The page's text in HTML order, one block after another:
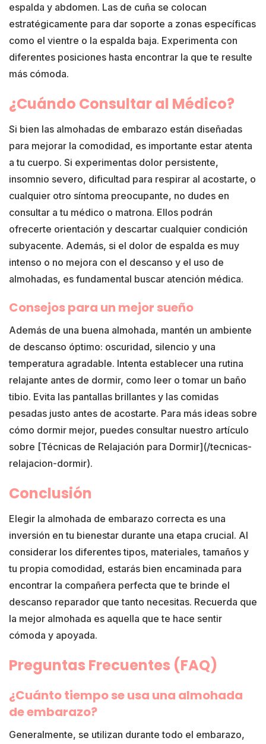
espalda y abdomen. Las de cuña se colocan
estratégicamente para dar soporte a zonas específicas
como el vientre o la espalda baja. Experimenta con
diferentes posiciones hasta encontrar la que te resulte
más cómoda.
¿Cuándo Consultar al Médico?
Si bien las almohadas de embarazo están diseñadas
para mejorar la comodidad, es importante estar atenta
a tu cuerpo. Si experimentas dolor persistente,
insomnio severo, dificultad para respirar al acostarte, o
cualquier otro síntoma preocupante, no dudes en
consultar a tu médico o matrona. Ellos podrán
ofrecerte orientación y descartar cualquier condición
subyacente. Además, si el dolor de espalda es muy
intenso o no mejora con el descanso y el uso de
almohadas, es fundamental buscar atención médica.
Consejos para un mejor sueño
Además de una buena almohada, mantén un ambiente
de descanso óptimo: oscuridad, silencio y una
temperatura agradable. Intenta establecer una rutina
relajante antes de dormir, como leer o tomar un baño
tibio. Evita las pantallas brillantes y las comidas
pesadas justo antes de acostarte. Para más ideas sobre
cómo dormir mejor, puedes consultar nuestro artículo
sobre [Técnicas de Relajación para Dormir](/tecnicas-
relajacion-dormir).
Conclusión
Elegir la almohada de embarazo correcta es una
inversión en tu bienestar durante una etapa crucial. Al
considerar los diferentes tipos, materiales, tamaños y
tu propia comodidad, estarás bien encaminada para
encontrar la compañera perfecta que te brinde el
descanso reparador que tanto necesitas. Recuerda que
la mejor almohada es aquella que te hace sentir
cómoda y apoyada.
Preguntas Frecuentes (FAQ)
¿Cuánto tiempo se usa una almohada
de embarazo?
Generalmente, se utilizan durante todo el embarazo,